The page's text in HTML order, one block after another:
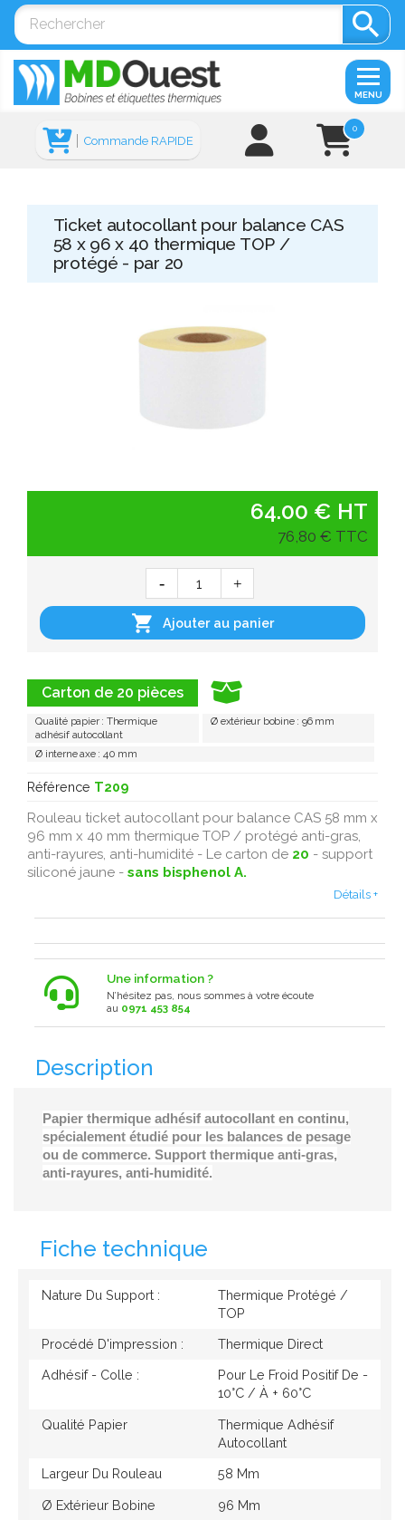

0
Commande RAPIDE
MENU
Ticket autocollant pour balance CAS
58 x 96 x 40 thermique TOP /
protégé - par 20
Carton de 20 pièces
Qualité papier : Thermique
adhésif autocollant
Ø extérieur bobine : 96 mm
Ø interne axe : 40 mm
Référence T209
Rouleau ticket autocollant pour balance CAS 58 mm x
96 mm x 40 mm thermique TOP / protégé anti-gras,
anti-rayures, anti-humidité - Le carton de 20 - support
siliconé jaune - sans bisphenol A.
Détails +
Une information ?
N’hésitez pas, nous sommes à votre écoute
au 0971 453 854
64.00 € HT
76,80 € TTC
 Ajouter au panier
Description
Papier thermique adhésif autocollant en continu,
spécialement étudié pour les balances de pesage
ou de commerce. Support thermique anti-gras,
anti-rayures, anti-humidité.
Fiche technique
Nature Du Support :
Thermique Protégé /
TOP
Procédé D'impression : Thermique Direct
Adhésif - Colle :
Pour Le Froid Positif De -
10°c / À + 60°c
Qualité Papier
Thermique Adhésif
Autocollant
Largeur Du Rouleau 58 Mm
Ø Extérieur Bobine 96 Mm